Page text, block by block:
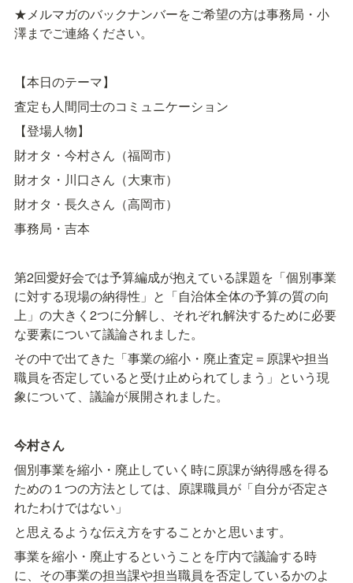
★メルマガのバックナンバーをご希望の方は事務局・小
澤までご連絡ください。
【本日のテーマ】
査定も人間同士のコミュニケーション
【登場人物】
財オタ・今村さん（福岡市）
財オタ・川口さん（大東市）
財オタ・長久さん（高岡市）
事務局・吉本
第2回愛好会では予算編成が抱えている課題を「個別事業
に対する現場の納得性」と「自治体全体の予算の質の向
上」の大きく2つに分解し、それぞれ解決するために必要
な要素について議論されました。
その中で出てきた「事業の縮小・廃止査定＝原課や担当
職員を否定していると受け止められてしまう」という現
象について、議論が展開されました。
今村さん
個別事業を縮小・廃止していく時に原課が納得感を得る
ための１つの方法としては、原課職員が「自分が否定さ
れたわけではない」
と思えるような伝え方をすることかと思います。
事業を縮小・廃止するということを庁内で議論する時
に、その事業の担当課や担当職員を否定しているかのよ